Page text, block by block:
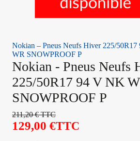
Nokian – Pneus Neufs Hiver 225/
WR SNOWPROOF P
Nokian - Pneus Neufs
225/50R17 94 V NK
SNOWPROOF P
211,20€TTC
129,00 €TTC